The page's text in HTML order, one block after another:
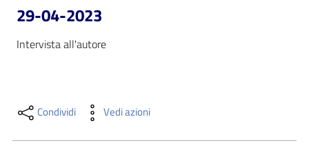
Scopri
29-04-2023
Intervista all'autore
Condividi Vedi azioni